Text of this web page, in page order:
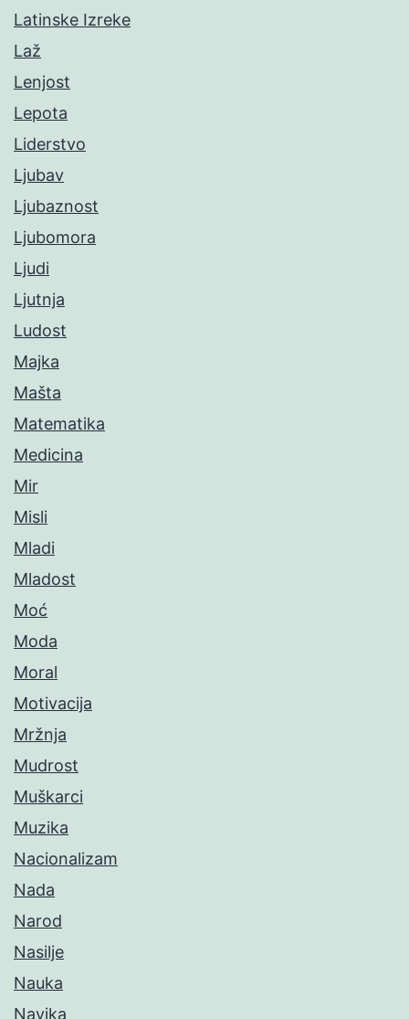
Latinske Izreke
Laž
Lenjost
Lepota
Liderstvo
Ljubav
Ljubaznost
Ljubomora
Ljudi
Ljutnja
Ludost
Majka
Mašta
Matematika
Medicina
Mir
Misli
Mladi
Mladost
Moć
Moda
Moral
Motivacija
Mržnja
Mudrost
Muškarci
Muzika
Nacionalizam
Nada
Narod
Nasilje
Nauka
Navika